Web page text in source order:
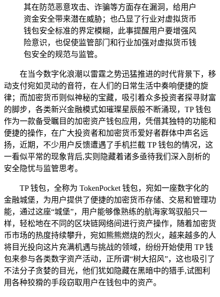
其在防范恶意攻击、诈骗等方面存在漏洞，给用户
资金安全带来潜在威胁；也凸显了行业对虚拟货币
钱包安全标准的界定模糊，此事提醒用户要增强风
险意识，也促使监管部门和行业加强对虚拟货币钱
包安全的规范与监管。
在当今数字化浪潮以雷霆之势迅猛推进的时代背景下，移
动支付宛如灵动的音符，在人们的日常生活中奏响便捷的旋
律；而加密货币则似神秘的宝藏，吸引着众多投资者探寻财富
的脚步，各类新兴金融模式如璀璨星辰般不断涌现，TP 钱包
作为一款备受瞩目的加密资产钱包应用，凭借其独特的功能和
便捷的操作，在广大投资者和加密货币爱好者群体中声名远
扬，近期，不少用户反馈遭遇了手机拦截 TP 钱包的情况，这
一看似平常的现象背后,实则隐藏着诸多亟待我们深入剖析的
安全隐忧与监管思考。
TP 钱包，全称为 TokenPocket 钱包，宛如一座数字化的
金融城堡，为用户提供了便捷的加密货币存储、交易和管理功
能，通过这座“城堡”，用户能够像熟练的航海家驾驭船只一
样，轻松地在不同的区块链网络间进行资产操作，随着加密货
币市场的热度持续攀升，宛如熊熊燃烧的烈火，越来越多的人
将目光投向这片充满机遇与挑战的领域，纷纷开始使用 TP 钱
包来参与各类数字资产活动，正所谓“树大招风”，这也吸引了
不法分子贪婪的目光，他们犹如隐藏在黑暗中的猎手,试图利
用各种狡猾的手段窃取用户在钱包中的资产。